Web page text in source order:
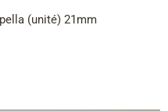
(unité) 21mm